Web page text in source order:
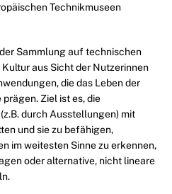
Technikmuseen
Sammlung auf technischen
aus Sicht der Nutzerinnen
die das Leben der
Ziel ist es, die
durch Ausstellungen) mit
und sie zu befähigen,
im weitesten Sinne zu erkennen,
oder alternative, nicht lineare